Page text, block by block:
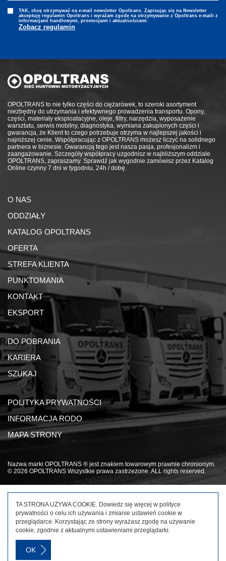
OPOLTRANS to nie tylko części do ciężarówek, to szeroki asortyment
niezbędny do utrzymania i efektywnego prowadzenia transportu. Opony,
części, materiały eksploatacyjne, oleje, filtry, narzędzia, wyposażenie
warsztatu, serwis mobilny, diagnostyka, wymiana zakupionych części i
gwarancja, że Klient to czego potrzebuje otrzyma w najlepszej jakości i
najniższej cenie. Współpracując z OPOLTRANS możesz liczyć na solidnego
partnera w biznesie. Gwarancją tego jest nasza pasja, profesjonalizm i
zaangażowanie. Szczegóły współpracy uzgodnisz w najbliższym oddziale
OPOLTRANS, zapraszamy. Sprawdź jak wygodnie zamówisz przez Katalog
Online czynny 7 dni w tygodniu, 24h / dobę.
O NAS
ODDZIAŁY
KATALOG OPOLTRANS
OFERTA
STREFA KLIENTA
PUNKTOMANIA
KONTAKT
EKSPORT
DO POBRANIA
KARIERA
SZUKAJ
POLITYKA PRYWATNOŚCI
INFORMACJA RODO
MAPA STRONY
Nazwa marki OPOLTRANS ® jest znakiem towarowym prawnie chronionym.
© 2026 OPOLTRANS Wszystkie prawa zastrzeżone. ALL rights reserved.
TAK, chcę otrzymywać na e-mail newsletter Opoltrans. Zapisując się na Newsletter
akceptuję regulamin Opoltrans i wyraźam zgodę na otrzymywanie z Opoltrans e-maili z
informacjami handlowymi, promocjami i aktualnościami.
Zobacz regulamin
TA STRONA UŻYWA COOKIE. Dowiedz się więcej w polityce
prywatności o celu ich używania i zmianie ustawień cookie w
przeglądarce. Korzystając ze strony wyrażasz zgodę na używanie
cookie, zgodnie z aktualnymi ustawieniami przeglądarki.
OK